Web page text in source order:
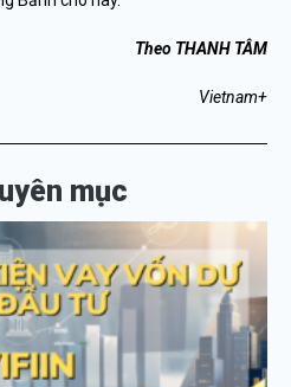
Theo THANH TÂM
Vietnam+
mục